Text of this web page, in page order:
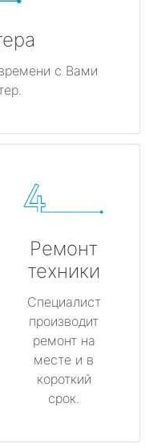
с Вами
Ремонт
техники
Специалист
производит
ремонт на
месте и в
короткий
срок.